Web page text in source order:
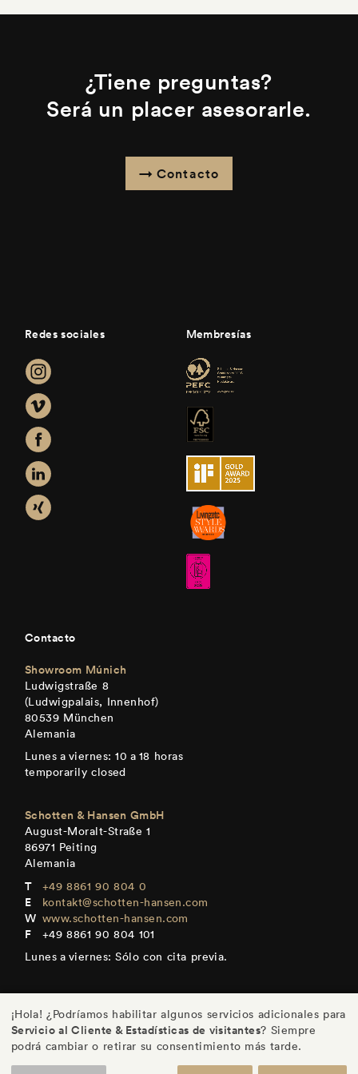
¿Tiene preguntas?
Será un placer asesorarle.
Contacto
Redes sociales Membresías
Contacto
Showroom Múnich
Ludwigstraße 8
(Ludwigpalais, Innenhof)
80539 München
Alemania
Lunes a viernes: 10 a 18 horas
temporarily closed
Schotten & Hansen GmbH
August-Moralt-Straße 1
86971 Peiting
Alemania
+49 8861 90 804 0
kontakt@schotten-hansen.com
www.schotten-hansen.com
+49 8861 90 804 101
Lunes a viernes: Sólo con cita previa.
DE / FR
¡Hola! ¿Podríamos habilitar algunos servicios adicionales para
Servicio al Cliente & Estadísticas de visitantes? Siempre
podrá cambiar o retirar su consentimiento más tarde.